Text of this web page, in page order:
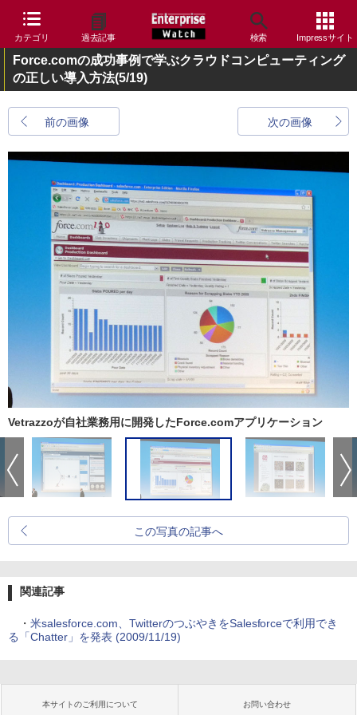
カテゴリ 過去記事 検索 Impressサイト
Force.comの成功事例で学ぶクラウドコンピューティング
の正しい導入方法(5/19)
前の画像 次の画像
Vetrazzoが自社業務用に開発したForce.comアプリケーション
この写真の記事へ
関連記事
・ 米salesforce.com、TwitterのつぶやきをSalesforceで利用でき
る「Chatter」を発表 (2009/11/19)
本サイトのご利用について お問い合わせ